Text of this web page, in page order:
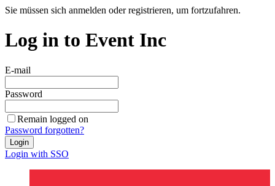
Sie müssen sich anmelden oder registrieren, um fortzufahren.
Log in to Event Inc
E-mail
Password
Remain logged on
Password forgotten?
Login
Login with SSO